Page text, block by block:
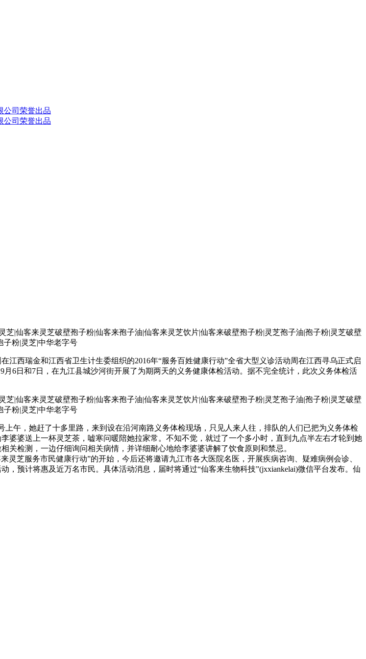
江西瑞金和江西省卫生计生委组织的2016年“服务百姓健康行动”全省大型义诊活动周在江西寻乌正式启
6日和7日，在九江县城沙河街开展了为期两天的义务健康体检活动。据不完全统计，此次义务体检活
午，她赶了十多里路，来到设在沿河南路义务体检现场，只见人来人往，排队的人们已把为义务体检
婆婆送上一杯灵芝茶，嘘寒问暖陪她拉家常。不知不觉，就过了一个多小时，直到九点半左右才轮到她
检测，一边仔细询问相关病情，并详细耐心地给李婆婆讲解了饮食原则和禁忌。
芝服务市民健康行动”的开始，今后还将邀请九江市各大医院名医，开展疾病咨询、疑难病例会诊、
预计将惠及近万名市民。具体活动消息，届时将通过“仙客来生物科技”(jxxiankelai)微信平台发布。仙